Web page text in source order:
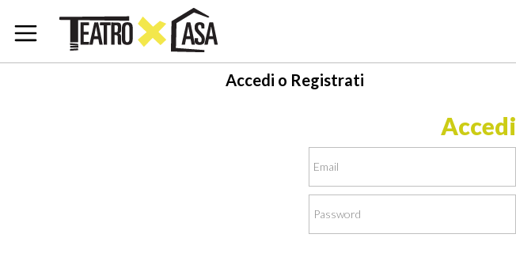
Accedi o Registrati
Accedi